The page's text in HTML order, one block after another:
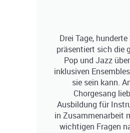
Drei Tage,
präsentiert sich die
Pop und Jazz
inklusiven
sie sein kann.
Chorgesang
Ausbildung für
in Zusammenarbeit
wichtigen Fragen